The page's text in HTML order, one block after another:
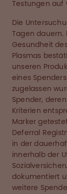
Testungen auf
Die
Tagen dauern.
Gesundheit
Plasmas
unseren
eines
zugelassen
Spender,
Kriterien
Marker
Deferral
in der
innerhalb der
dokumentiert
weitere